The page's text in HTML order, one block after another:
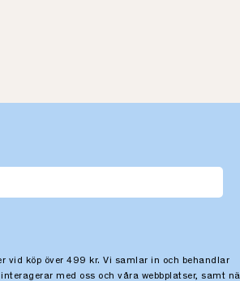
vid köp över 499 kr. Vi samlar in och behandlar
med oss och våra webbplatser, samt